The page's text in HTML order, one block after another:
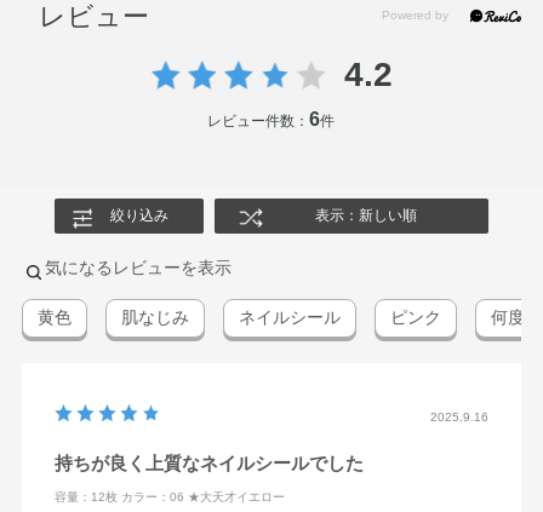
レビュー
4.2
レビュー件数：6件
絞り込み 表示：新しい順
気になるレビューを表示
黄色 肌なじみ ネイルシール ピンク 何度
2025.9.16
持ちが良く上質なネイルシールでした
容量：12枚 カラー：06 ★大天才イエロー